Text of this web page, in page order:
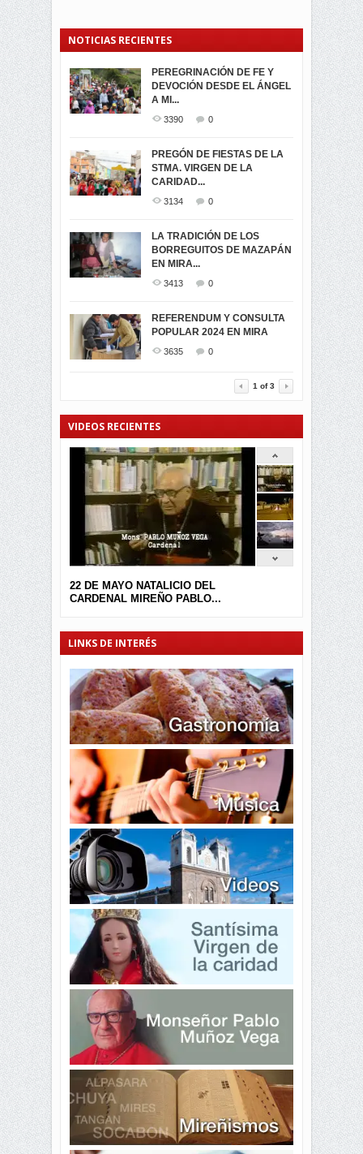
NOTICIAS RECIENTES
PEREGRINACIÓN DE FE Y
DEVOCIÓN DESDE EL ÁNGEL
A MI...
3390 0
PREGÓN DE FIESTAS DE LA
STMA. VIRGEN DE LA
CARIDAD...
3134 0
LA TRADICIÓN DE LOS
BORREGUITOS DE MAZAPÁN
EN MIRA...
3413 0
REFERENDUM Y CONSULTA
POPULAR 2024 EN MIRA
3635 0
PROCESIÓN DE LA VIRGEN
DE LA CARIDAD 2024
3061
-ENCENDIDO DEL ARBOL DE
...
MIRA
3439
TRIUNFO DE...
SEGUNDA VUELTA
ELECCIONES
PRESIDENCIALES 2023 EN
M...
ELECCION CRUCIAL:
SEGUNDA VUELTA
PRESIDENCIAL EL 1...
VIRTUALES ASAMBLEISTAS
POR LA PROVINCIA DEL
CARCHI...
MIRA.EC FUE
GALARDONADA
1 of3
VIDEOS RECIENTES
22 DE MAYO NATALICIO DEL
CARDENAL MIREÑO PABLO...
LINKS DE INTERÉS